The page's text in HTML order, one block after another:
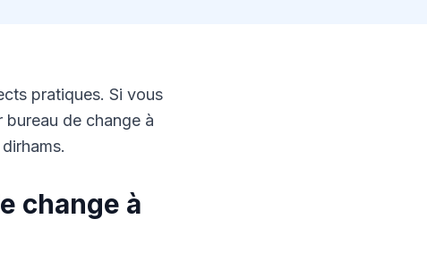
pratiques. Si vous
de change à
change à